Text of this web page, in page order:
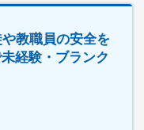
教職員の安全を
経験・ブランク